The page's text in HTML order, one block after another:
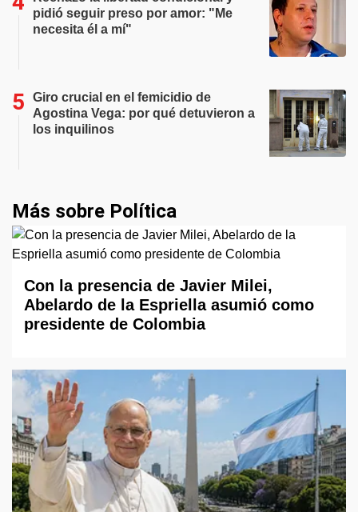
pidió seguir preso por amor: "Me
necesita él a mí"
Giro crucial en el femicidio de
Agostina Vega: por qué detuvieron a
los inquilinos
Más sobre Política
Con la presencia de Javier Milei,
Abelardo de la Espriella asumió como
presidente de Colombia